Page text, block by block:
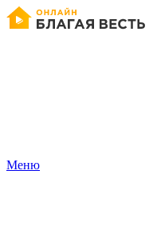
Меню